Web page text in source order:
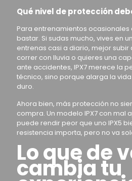
Qué nivel de protección
Para entrenamientos ocasionales
bastar. Si sudas mucho, vives en
entrenas casi a diario, mejor subir
correr con lluvia o quieres una
ante accidentes, IPX7 merece la
técnico, sino porque alarga la
duro.
Ahora bien, más protección no
compra. Un modelo IPX7 con mal
puede rendir peor que uno IPX5
resistencia importa, pero no va
Lo que de
cambia tu